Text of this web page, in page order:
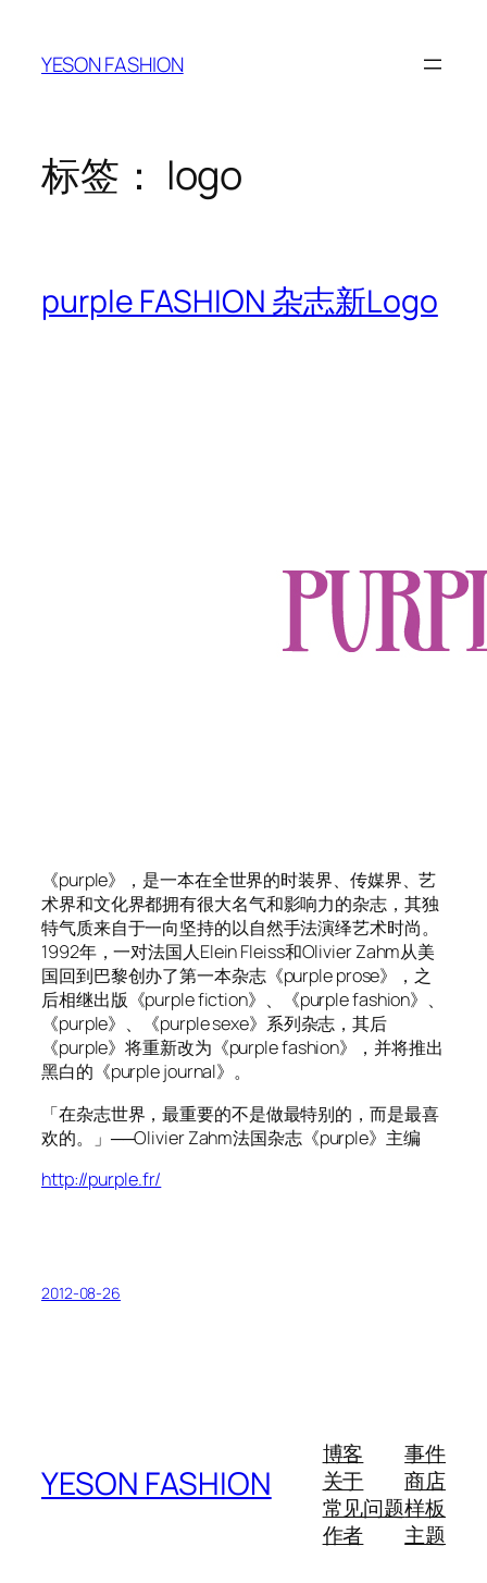
YESON FASHION
标签： logo
purple FASHION 杂志新Logo
《purple》，是一本在全世界的时装界、传媒界、艺
术界和文化界都拥有很大名气和影响力的杂志，其独
特气质来自于一向坚持的以自然手法演绎艺术时尚。
1992年，一对法国人Elein Fleiss和Olivier Zahm从美
国回到巴黎创办了第一本杂志《purple prose》，之
后相继出版《purple fiction》、《purple fashion》、
《purple》、《purple sexe》系列杂志，其后
《purple》将重新改为《purple fashion》，并将推出
黑白的《purple journal》。
「在杂志世界，最重要的不是做最特别的，而是最喜
欢的。」──Olivier Zahm法国杂志《purple》主编
http://purple.fr/
2012-08-26
YESON FASHION
博客
关于
常见问题
作者
事件
商店
样板
主题